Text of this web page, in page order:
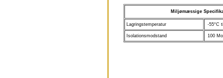
Miljømæssige
Lagringstemperatur -55°C
Isolationsmodstand 100